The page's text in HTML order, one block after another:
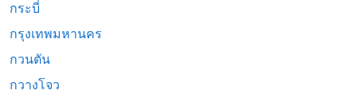
กระบี่
กรุงเทพมหานคร
กวนตัน
กวางโจว